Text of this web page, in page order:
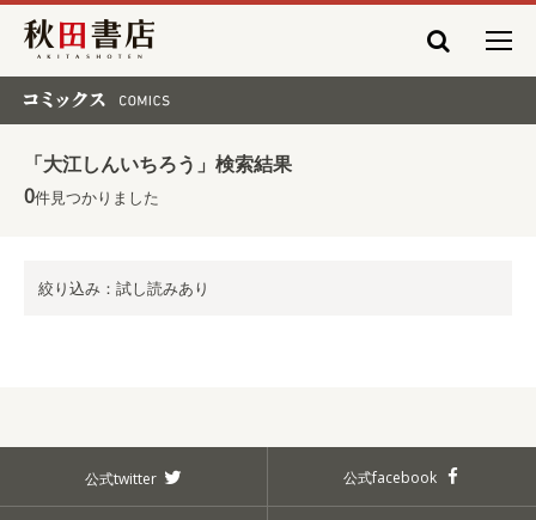
秋田書店
「大江しんいちろう」検索結果
0件見つかりました
絞り込み：試し読みあり
公式twitter 公式facebook